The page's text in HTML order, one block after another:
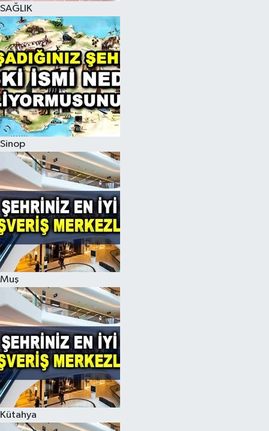
SAĞLIK
Sinop
Muş
Kütahya